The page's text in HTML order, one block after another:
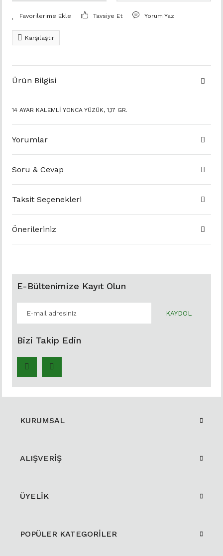
Tavsiye Et Yorum Yaz
Karşılaştır
Ürün Bilgisi
14 AYAR KALEMLİ YONCA YÜZÜK, 1,17 GR.
Yorumlar
Soru & Cevap
Taksit Seçenekleri
Önerileriniz
E-Bültenimize Kayıt Olun
KAYDOL
Bizi Takip Edin
KURUMSAL
ALIŞVERİŞ
ÜYELİK
POPÜLER KATEGORİLER